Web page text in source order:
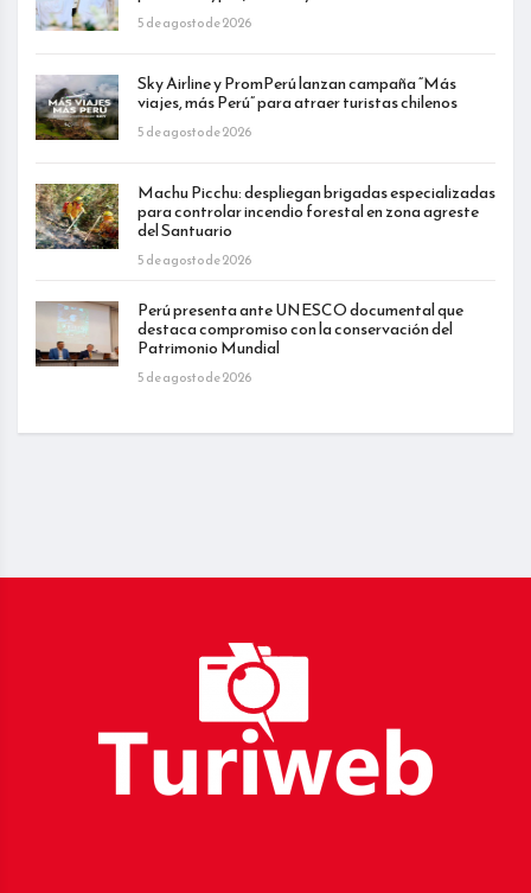
5 de agosto de 2026
Sky Airline y PromPerú lanzan campaña “Más
viajes, más Perú” para atraer turistas chilenos
5 de agosto de 2026
Machu Picchu: despliegan brigadas especializadas
para controlar incendio forestal en zona agreste
del Santuario
5 de agosto de 2026
Perú presenta ante UNESCO documental que
destaca compromiso con la conservación del
Patrimonio Mundial
5 de agosto de 2026